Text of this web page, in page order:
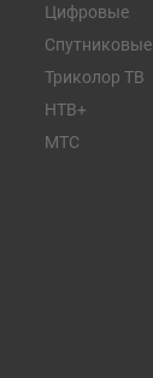
Цифровые
Спутниковые
Триколор ТВ
НТВ+
МТС